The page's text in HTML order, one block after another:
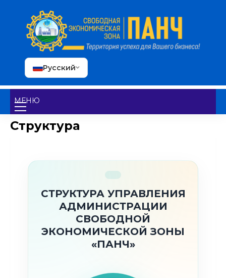
Русский
МЕНЮ
Структура
СТРУКТУРА УПРАВЛЕНИЯ
АДМИНИСТРАЦИИ
СВОБОДНОЙ
ЭКОНОМИЧЕСКОЙ ЗОНЫ
«ПАНЧ»